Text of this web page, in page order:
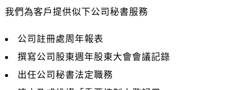
我們為客戶提供似下公司秘書服務
公司註冊處周年報表
撰寫公司股東週年股東大會會議記錄
出任公司秘書法定職務